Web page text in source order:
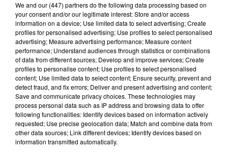
Lecture (2 min 22 sec)
100%
100% Radio les infos du Lot
We and our (447) partnersdo the following data processing based on
your consent and/or our legitimate interest: Store and/or access
information on a device; Use limited data to select advertising; Create
profiles for personalised advertising; Use profiles to select personalised
advertising; Measure advertising performance; Measure content
performance; Understand audiences through statistics or combinations
of data from different sources; Develop and improve services; Create
profiles to personalise content; Use profiles to select personalised
content; Use limited data to select content; Ensure security, prevent and
detect fraud, and fix errors; Deliver and present advertising and content;
Save and communicate privacy choices. These technologies may
process personal data such as IP address and browsing data to offer
following functionalities: Identify devices based on information actively
requested; Use precise geolocation data; Match and combine data from
other data sources; Link different devices; Identify devices based on
information transmitted automatically.